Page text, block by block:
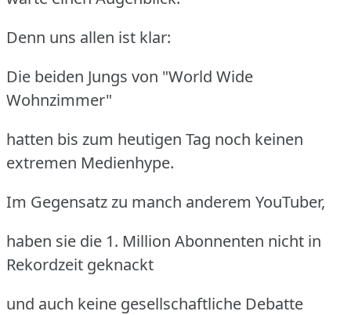
Denn uns allen ist klar:
Die beiden Jungs von "World Wide
Wohnzimmer"
hatten bis zum heutigen Tag noch keinen
extremen Medienhype.
Im Gegensatz zu manch anderem YouTuber,
haben sie die 1. Million Abonnenten nicht in
Rekordzeit geknackt
und auch keine gesellschaftliche Debatte